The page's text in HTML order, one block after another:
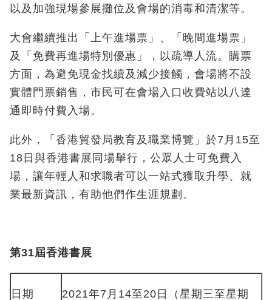
以及加強現場參展攤位及會場的消毒和清潔等。
大會繼續推出「上午進場票」、「晚間進場票」
及「免費再進場特別優惠」，以疏導人流。購票
方面，為避免現金找續及減少接觸，會場將不設
實體門票銷售，市民可在會場入口收費站以八達
通即時付費入場。
此外，「香港貿發局教育及職業博覽」於7月15至
18日與香港書展同場舉行，公眾人士可免費入
場，讓年輕人和求職者可以一站式獲取升學、就
業最新資訊，有助他們作生涯規劃。
第31屆香港書展
日期
2021年7月14至20日（星期三至星期